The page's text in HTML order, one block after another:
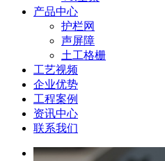
产品中心
护栏网
声屏障
土工格栅
工艺视频
企业优势
工程案例
资讯中心
联系我们